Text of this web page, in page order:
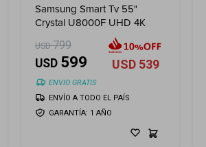
Samsung Smart Tv 55"
Crystal U8000F UHD 4K
USD 799
USD 599 USD 539
ENVIO GRATIS
GARANTÍA: 1 AÑO
ENVÍO A TODO EL PAÍS